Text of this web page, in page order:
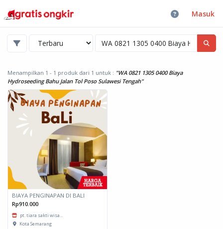
Masuk
Menampilkan 1 - 1 produk dari 1 untuk : "WA 0821 1305 0400 Biaya
Hydroseeding Bahu Jalan Tol Poso Sulawesi Tengah"
BIAYA PENGINAPAN DI BALI
Rp910.000
pt. tiara sakti wisa...
Kota Semarang